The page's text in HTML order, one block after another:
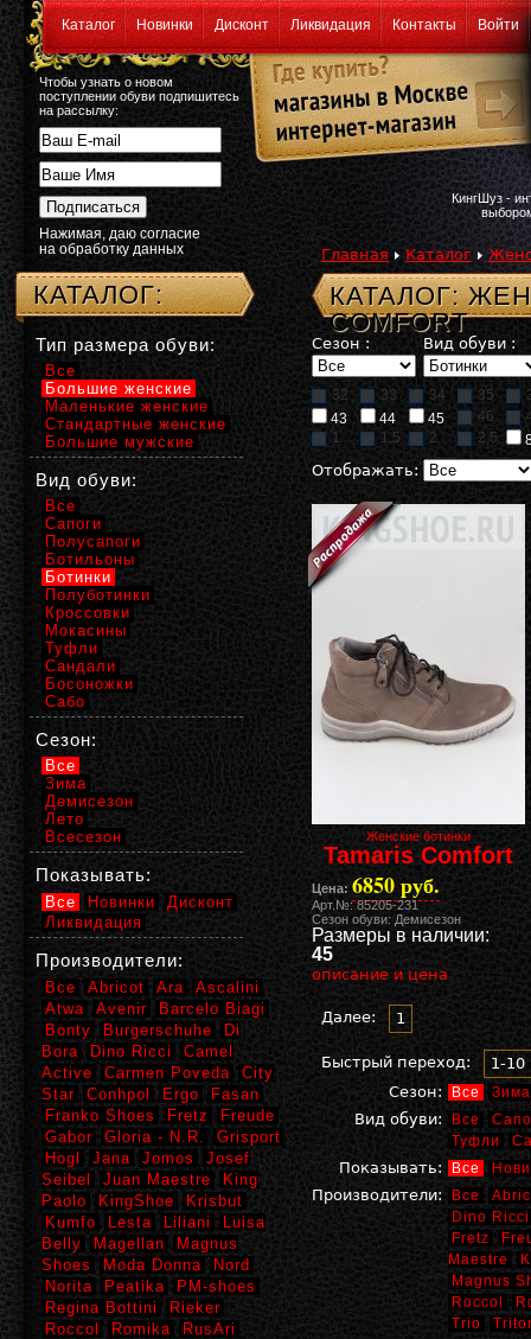
Каталог Новинки Дисконт Ликвидация Контакты Войти
Чтобы узнать о новом
поступлении обуви подпишитесь
на рассылку:
Нажимая, даю согласие
на обработку данных
КингШуз -
Главная Каталог
КАТАЛОГ:
COMFORT
Сезон : Вид обуви :
32 33 34 35
43
44 45 46
1
1,5 2 2,5
Отображать:
Женские ботинки
Tamaris Comfort
Цена: 6850 руб.
Арт.№: 85205-231
Сезон обуви: Демисезон
Размеры в наличии:
45
описание и цена
Далее: 1
Быстрый переход:
1-10
Сезон:
Все Зима
Вид обуви: Все
Туфли
Показывать: Все
Производители: Все
Dino Ricci
Fretz
Maestre
Magnus
Roccol
Trio
КАТАЛОГ:
Тип размера обуви:
Все
Большие женские
Маленькие женские
Стандартные женские
Большие мужские
Вид обуви:
Все
Сапоги
Полусапоги
Ботильоны
Ботинки
Полуботинки
Кроссовки
Мокасины
Туфли
Сандали
Босоножки
Сабо
Сезон:
Все
Зима
Демисезон
Лето
Всесезон
Показывать:
Все Новинки
Дисконт
Ликвидация
Производители:
Все Abricot Ara
Ascalini
Atwa
Avenir
Barcelo Biagi
Bonty
Burgerschuhe
Di
Bora
Dino Ricci
Camel
Active
Carmen Poveda
City
Star
Conhpol Ergo
Fasan
Franko Shoes
Fretz
Freude
Gabor
Gloria - N.R.
Grisport
Hogl
Jana Jomos
Josef
Seibel
Juan Maestre
King
Paolo
KingShoe
Krisbut
Kumfo
Lesta Liliani
Luisa
Belly
Magellan
Magnus
Shoes
Moda Donna
Nord
Norita
Peatika
PM-shoes
Regina Bottini
Rieker
Roccol
Romika
RusAri